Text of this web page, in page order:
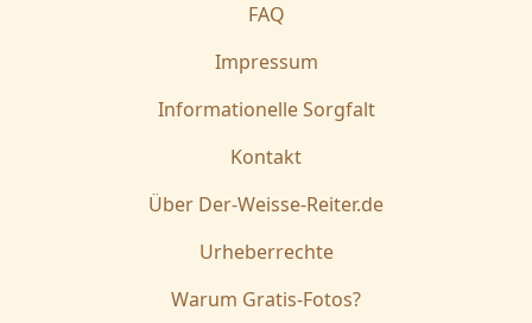
FAQ
Impressum
Informationelle Sorgfalt
Kontakt
Über Der-Weisse-Reiter.de
Urheberrechte
Warum Gratis-Fotos?